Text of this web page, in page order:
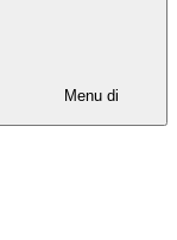
Menu di